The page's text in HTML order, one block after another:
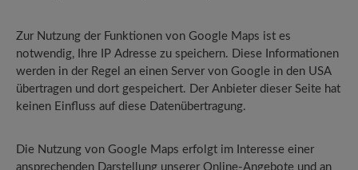
Zur Nutzung der Funktionen von Google Maps ist es
notwendig, Ihre IP Adresse zu speichern. Diese Informationen
werden in der Regel an einen Server von Google in den USA
übertragen und dort gespeichert. Der Anbieter dieser Seite hat
keinen Einfluss auf diese Datenübertragung.
Die Nutzung von Google Maps erfolgt im Interesse einer
ansprechenden Darstellung unserer Online-Angebote und an